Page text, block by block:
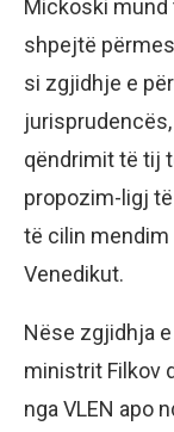
Mickoski
shpejtë
si zgjidhje e
qëndrimit të tij
propozim-ligj
të cilin mendim
Venedikut.
Nëse zgjidhja
ministrit Filkov
nga VLEN apo